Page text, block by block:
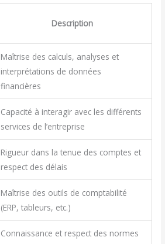
Description
Maîtrise des calculs, analyses et
interprétations de données
financières
Capacité à interagir avec les différents
services de l’entreprise
Rigueur dans la tenue des comptes et
respect des délais
Maîtrise des outils de comptabilité
(ERP, tableurs, etc.)
Connaissance et respect des normes